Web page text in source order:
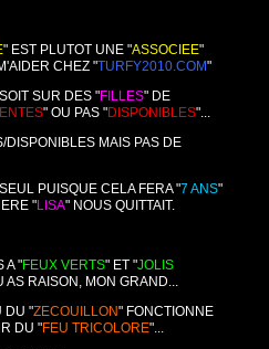
" EST PLUTOT UNE "ASSOCIEE"
CHEZ "TURFY2010.COM"
SUR DES "FILLES" DE
" OU PAS "DISPONIBLES"...
MAIS PAS DE
PUISQUE CELA FERA "7 ANS"
"LISA" NOUS QUITTAIT.
A "FEUX VERTS" ET "JOLIS
AS RAISON, MON GRAND...
DU "ZECOUILLON" FONCTIONNE
DU "FEU TRICOLORE"...